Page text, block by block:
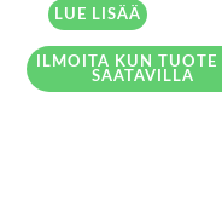
LUE LISÄÄ
ILMOITA KUN TUOTE
SAATAVILLA